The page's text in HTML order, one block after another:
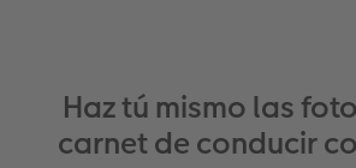
Haz tú mismo las
carnet de conducir